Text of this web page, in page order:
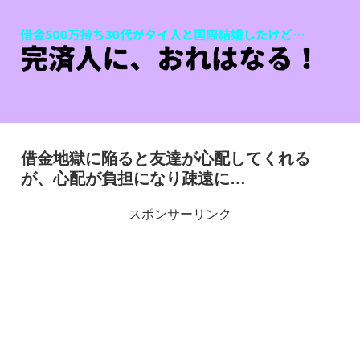
借金地獄に陥ると友達が心配してくれる
が、心配が負担になり疎遠に…
スポンサーリンク